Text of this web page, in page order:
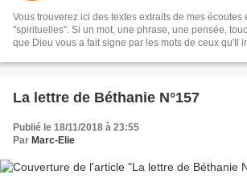
Vous trouverez ici des textes extraits de mes écoutes
"spirituelles". Si un mot, une phrase, une pensée,
que Dieu vous a fait signe par les mots de ceux qu'Il
La lettre de Béthanie N°157
Publié le 18/11/2018 à 23:55
Par Marc-Elie